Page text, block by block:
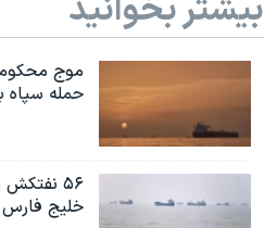
بیشتر بخوانید
موج
حمله سپاه
۵۶
خلیج